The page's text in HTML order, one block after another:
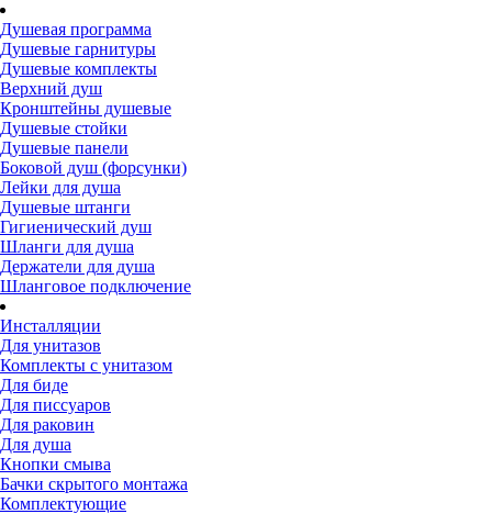
Душевая программа
Душевые гарнитуры
Душевые комплекты
Верхний душ
Кронштейны душевые
Душевые стойки
Душевые панели
Боковой душ (форсунки)
Лейки для душа
Душевые штанги
Гигиенический душ
Шланги для душа
Держатели для душа
Шланговое подключение
Инсталляции
Для унитазов
Комплекты с унитазом
Для биде
Для писсуаров
Для раковин
Для душа
Кнопки смыва
Бачки скрытого монтажа
Комплектующие